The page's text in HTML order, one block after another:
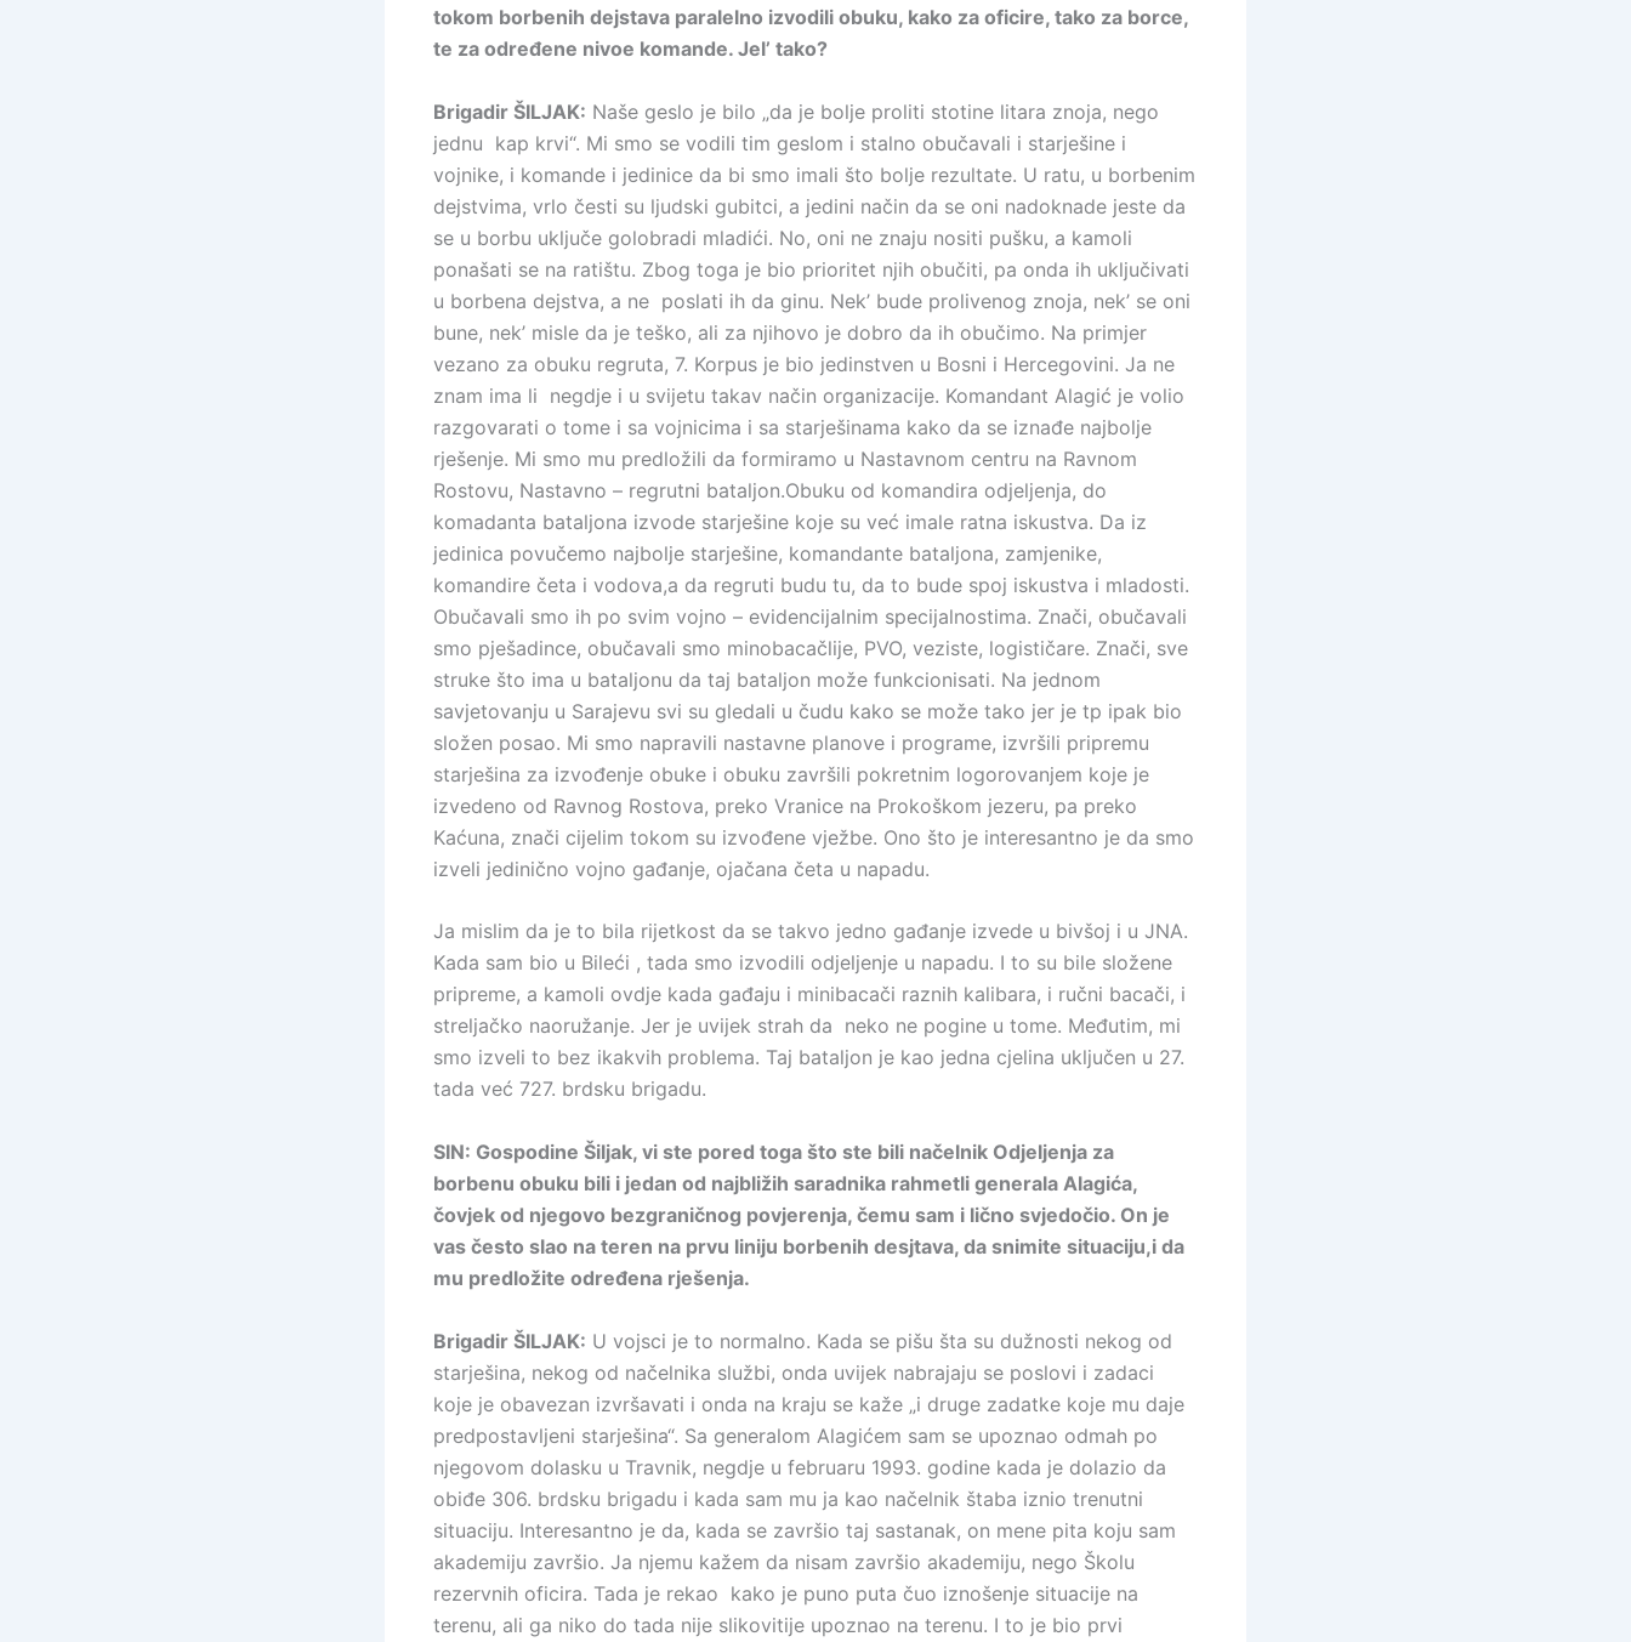
tokom borbenih dejstava paralelno izvodili obuku, kako za oficire, tako za borce,
te za određene nivoe komande. Jel’ tako?
Brigadir ŠILJAK: Naše geslo je bilo „da je bolje proliti stotine litara znoja, nego
jednu kap krvi“. Mi smo se vodili tim geslom i stalno obučavali i starješine i
vojnike, i komande i jedinice da bi smo imali što bolje rezultate. U ratu, u borbenim
dejstvima, vrlo česti su ljudski gubitci, a jedini način da se oni nadoknade jeste da
se u borbu uključe golobradi mladići. No, oni ne znaju nositi pušku, a kamoli
ponašati se na ratištu. Zbog toga je bio prioritet njih obučiti, pa onda ih uključivati
u borbena dejstva, a ne poslati ih da ginu. Nek’ bude prolivenog znoja, nek’ se oni
bune, nek’ misle da je teško, ali za njihovo je dobro da ih obučimo. Na primjer
vezano za obuku regruta, 7. Korpus je bio jedinstven u Bosni i Hercegovini. Ja ne
znam ima li negdje i u svijetu takav način organizacije. Komandant Alagić je volio
razgovarati o tome i sa vojnicima i sa starješinama kako da se iznađe najbolje
rješenje. Mi smo mu predložili da formiramo u Nastavnom centru na Ravnom
Rostovu, Nastavno – regrutni bataljon.Obuku od komandira odjeljenja, do
komadanta bataljona izvode starješine koje su već imale ratna iskustva. Da iz
jedinica povučemo najbolje starješine, komandante bataljona, zamjenike,
komandire četa i vodova,a da regruti budu tu, da to bude spoj iskustva i mladosti.
Obučavali smo ih po svim vojno – evidencijalnim specijalnostima. Znači, obučavali
smo pješadince, obučavali smo minobacačlije, PVO, veziste, logističare. Znači, sve
struke što ima u bataljonu da taj bataljon može funkcionisati. Na jednom
savjetovanju u Sarajevu svi su gledali u čudu kako se može tako jer je tp ipak bio
složen posao. Mi smo napravili nastavne planove i programe, izvršili pripremu
starješina za izvođenje obuke i obuku završili pokretnim logorovanjem koje je
izvedeno od Ravnog Rostova, preko Vranice na Prokoškom jezeru, pa preko
Kaćuna, znači cijelim tokom su izvođene vježbe. Ono što je interesantno je da smo
izveli jedinično vojno gađanje, ojačana četa u napadu.
Ja mislim da je to bila rijetkost da se takvo jedno gađanje izvede u bivšoj i u JNA.
Kada sam bio u Bileći , tada smo izvodili odjeljenje u napadu. I to su bile složene
pripreme, a kamoli ovdje kada gađaju i minibacači raznih kalibara, i ručni bacači, i
streljačko naoružanje. Jer je uvijek strah da neko ne pogine u tome. Međutim, mi
smo izveli to bez ikakvih problema. Taj bataljon je kao jedna cjelina uključen u 27.
tada već 727. brdsku brigadu.
SIN: Gospodine Šiljak, vi ste pored toga što ste bili načelnik Odjeljenja za
borbenu obuku bili i jedan od najbližih saradnika rahmetli generala Alagića,
čovjek od njegovo bezgraničnog povjerenja, čemu sam i lično svjedočio. On je
vas često slao na teren na prvu liniju borbenih desjtava, da snimite situaciju,i da
mu predložite određena rješenja.
Brigadir ŠILJAK: U vojsci je to normalno. Kada se pišu šta su dužnosti nekog od
starješina, nekog od načelnika službi, onda uvijek nabrajaju se poslovi i zadaci
koje je obavezan izvršavati i onda na kraju se kaže „i druge zadatke koje mu daje
predpostavljeni starješina“. Sa generalom Alagićem sam se upoznao odmah po
njegovom dolasku u Travnik, negdje u februaru 1993. godine kada je dolazio da
obiđe 306. brdsku brigadu i kada sam mu ja kao načelnik štaba iznio trenutni
situaciju. Interesantno je da, kada se završio taj sastanak, on mene pita koju sam
akademiju završio. Ja njemu kažem da nisam završio akademiju, nego Školu
rezervnih oficira. Tada je rekao kako je puno puta čuo iznošenje situacije na
terenu, ali ga niko do tada nije slikovitije upoznao na terenu. I to je bio prvi